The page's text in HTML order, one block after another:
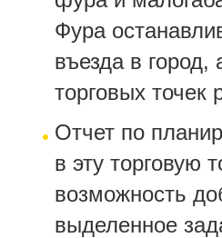
Фура
въезда в город,
торговых точек
Отчет по
в эту торговую
возможность
выделенное